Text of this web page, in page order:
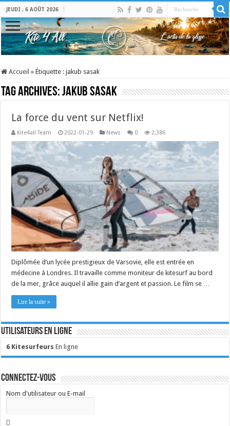
JEUDI , 6 AOÛT 2026
Accueil » Étiquette :jakub sasak
Tag Archives:jakub sasak
La force du vent sur Netflix!
Kite4all Team 2022-01-29 News 0 2,386
Diplômée d’un lycée prestigieux de Varsovie, elle est entrée en
médecine à Londres. Il travaille comme moniteur de kitesurf au bord
de la mer, grâce auquel il allie gain d’argent et passion. Le film se …
Lire la suite »
Utilisateurs en ligne
6 Kitesurfeurs En ligne
Connectez-vous
Nom d'utilisateur ou E-mail